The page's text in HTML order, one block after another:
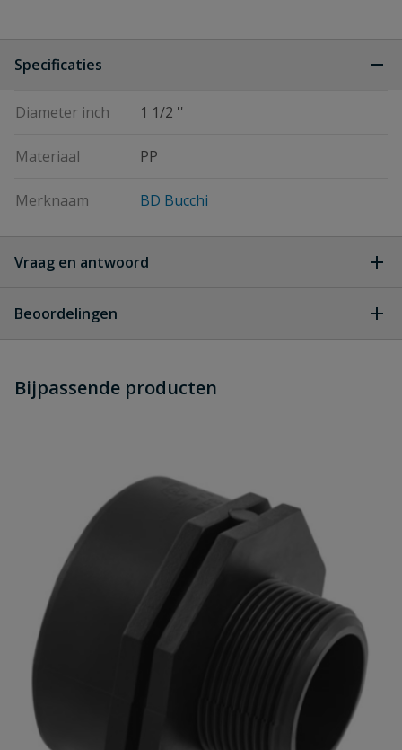
Specificaties
Diameter inch 1 1/2 ''
Materiaal PP
Merknaam BD Bucchi
Vraag en antwoord
dit product?
Beoordelingen
Schrijf zelf een beoordeling
Uw waardering:
Naam
Samenvatting
Bijpassende producten